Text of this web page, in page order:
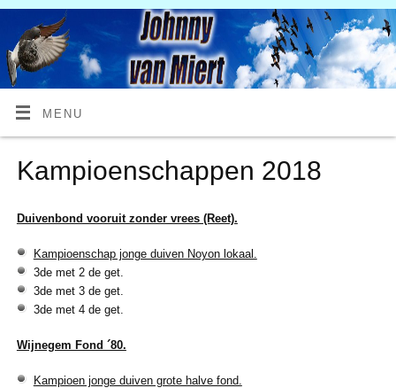
MENU
Kampioenschappen 2018
Duivenbond vooruit zonder vrees (Reet).
Kampioenschap jonge duiven Noyon lokaal.
3de met 2 de get.
3de met 3 de get.
3de met 4 de get.
Wijnegem Fond ´80.
Kampioen jonge duiven grote halve fond.